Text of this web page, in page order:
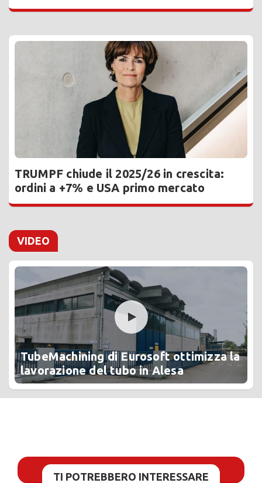
TRUMPF chiude il 2025/26 in crescita:
ordini a +7% e USA primo mercato
VIDEO
TubeMachining di Eurosoft ottimizza la
lavorazione del tubo in Alesa
TI POTREBBERO INTERESSARE